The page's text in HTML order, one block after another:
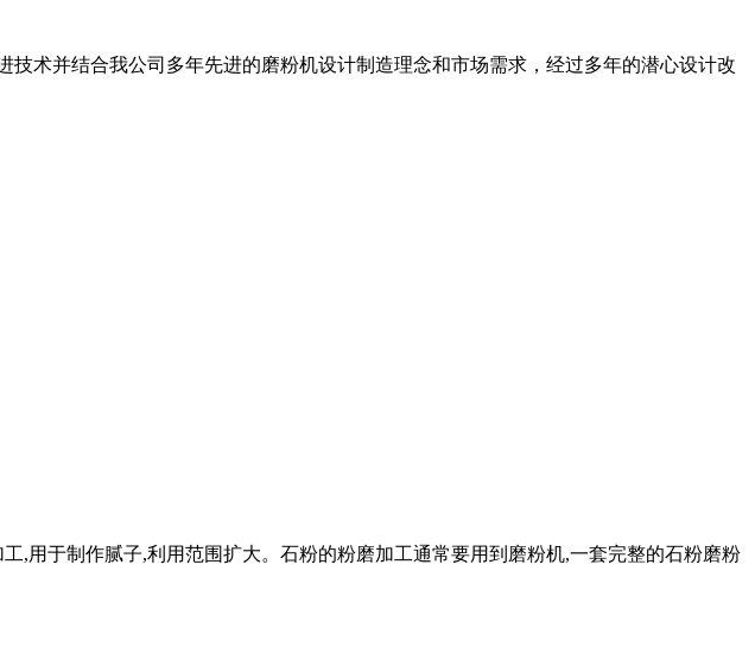
术并结合我公司多年先进的磨粉机设计制造理念和市场需求，经过多年的潜心设计改
,用于制作腻子,利用范围扩大。石粉的粉磨加工通常要用到磨粉机,一套完整的石粉磨粉